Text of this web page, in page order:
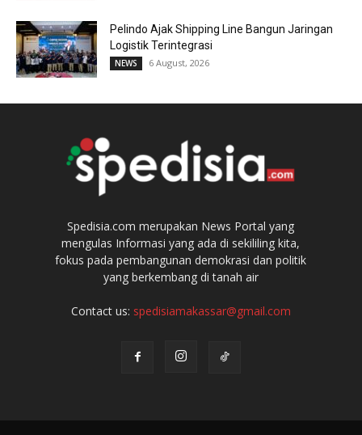
Pelindo Ajak Shipping Line Bangun Jaringan
Logistik Terintegrasi
NEWS 6 August, 2026
Spedisia.com merupakan News Portal yang
mengulas Informasi yang ada di sekililing kita,
fokus pada pembangunan demokrasi dan politik
yang berkembang di tanah air
Contact us: spedisiamakassar@gmail.com